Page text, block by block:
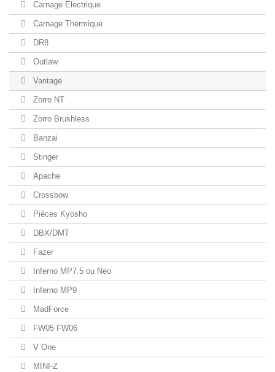
Carnage Électrique
Carnage Thermique
DR8
Outlaw
Vantage
Zorro NT
Zorro Brushless
Banzai
Stinger
Apache
Crossbow
Pièces Kyosho
DBX/DMT
Fazer
Inferno MP7.5 ou Neo
Inferno MP9
MadForce
FW05 FW06
V One
MINI-Z